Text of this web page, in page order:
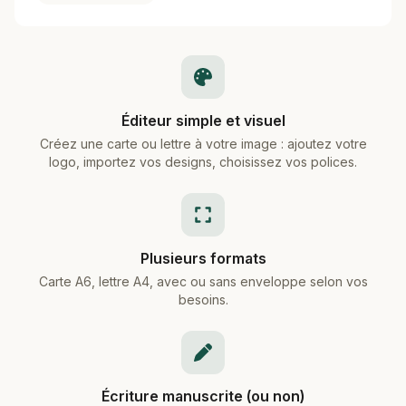
Éditeur simple et visuel
Créez une carte ou lettre à votre image : ajoutez votre
logo, importez vos designs, choisissez vos polices.
Plusieurs formats
Carte A6, lettre A4, avec ou sans enveloppe selon vos
besoins.
Écriture manuscrite (ou non)